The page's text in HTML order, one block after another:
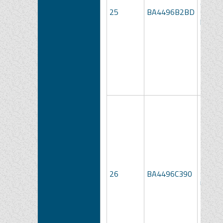
25 BA4496B2BD
per
26 BA4496C390
in